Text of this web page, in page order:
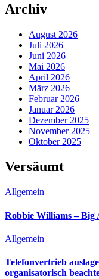
Archiv
August 2026
Juli 2026
Juni 2026
Mai 2026
April 2026
März 2026
Februar 2026
Januar 2026
Dezember 2025
November 2025
Oktober 2025
Versäumt
Allgemein
Robbie Williams – Big
Allgemein
Telefonvertrieb
organisatorisch